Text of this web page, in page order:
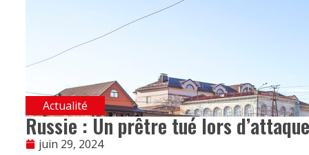
Actualité
Russie : Un prêtre tué lors
juin 29, 2024